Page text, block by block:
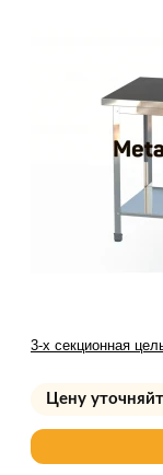
3-х секционная
Цену